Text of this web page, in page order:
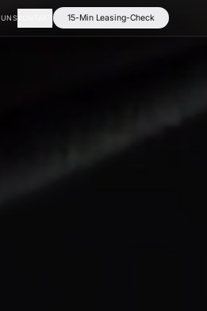
UNSKONTAKT 15-Min Leasing-Check